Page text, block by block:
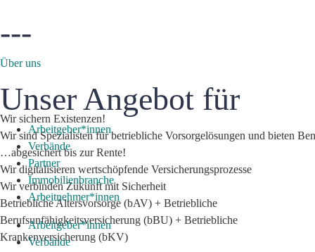
---
Über uns
Unser Angebot für
Arbeitgeber*innen
Verbände
Partner
Immobilienbranche
Arbeitnehmer*innen
Arbeitgeber*innen
Verbände
Wir sichern Existenzen!
Wir sind Spezialisten für betriebliche Vorsorgelösungen und bieten
…abgesichert bis zur Rente!
Wir digitalisieren wertschöpfende Versicherungsprozesse
Wir verbinden Zukunft mit Sicherheit​
Betriebliche Altersvorsorge (bAV) + Betriebliche
Berufsunfähigkeitsversicherung (bBU) + Betriebliche
Krankenversicherung (bKV)